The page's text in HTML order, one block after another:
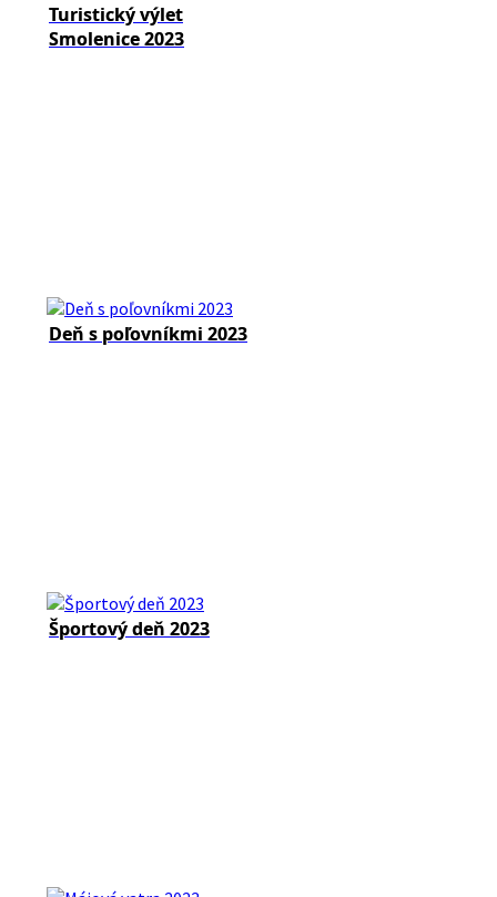
Turistický výlet
Smolenice 2023
Deň s poľovníkmi 2023
Športový deň 2023